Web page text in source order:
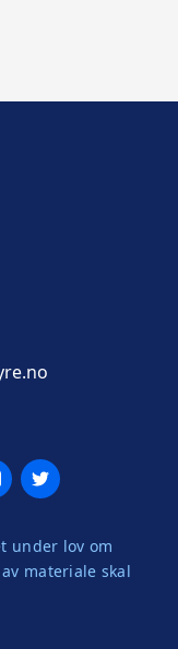
Twitter
under lov om
materiale skal